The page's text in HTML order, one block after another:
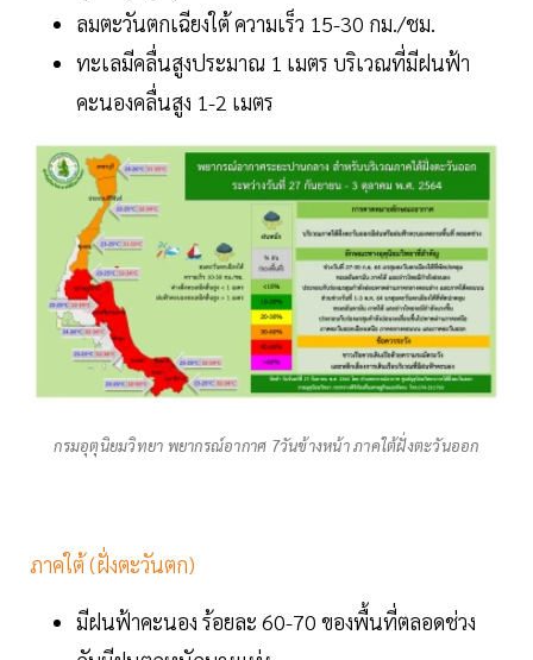
ลมตะวันตกเฉียงใต้ ความเร็ว 15-30 กม./ชม.
ทะเลมีคลื่นสูงประมาณ 1 เมตร บริเวณที่มีฝนฟ้า
คะนองคลื่นสูง 1-2 เมตร
กรมอุตุนิยมวิทยา พยากรณ์อากาศ 7วันข้างหน้า ภาคใต้ฝั่งตะวันออก
ภาคใต้ (ฝั่งตะวันตก)
มีฝนฟ้าคะนอง ร้อยละ 60-70 ของพื้นที่ตลอดช่วง